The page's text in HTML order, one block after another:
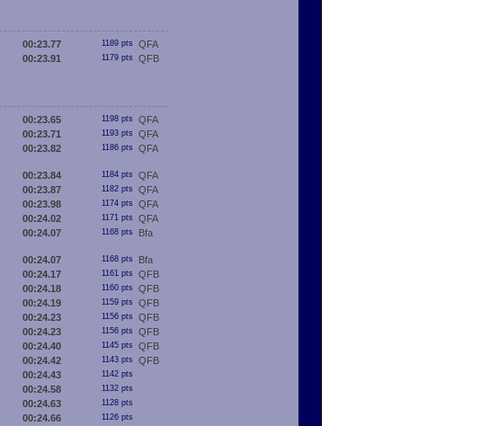
00:23.77 1189 pts
QFA
00:23.91 1179 pts QFB
00:23.65 1198 pts
QFA
00:23.71 1193 pts
QFA
00:23.82 1186 pts QFA
00:23.84 1184 pts
QFA
00:23.87 1182 pts
QFA
00:23.98 1174 pts
QFA
00:24.02 1171 pts
QFA
00:24.07 1168 pts Bfa
00:24.07 1168 pts
Bfa
00:24.17 1161 pts
QFB
00:24.18 1160 pts
QFB
00:24.19 1159 pts
QFB
00:24.23 1156 pts
QFB
00:24.23 1156 pts
QFB
00:24.40 1145 pts
QFB
00:24.42 1143 pts
QFB
00:24.43 1142 pts
00:24.58 1132 pts
00:24.63 1128 pts
00:24.66 1126 pts